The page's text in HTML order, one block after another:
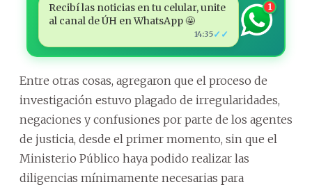
Recibí las noticias en tu celular, unite
al canal de ÚH en WhatsApp 🤩
14:35✓✓
1
Entre otras cosas, agregaron que el proceso de
investigación estuvo plagado de irregularidades,
negaciones y confusiones por parte de los agentes
de justicia, desde el primer momento, sin que el
Ministerio Público haya podido realizar las
diligencias mínimamente necesarias para